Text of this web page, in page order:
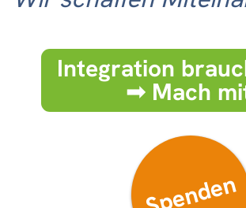
Integration
➟ Mach
Spenden